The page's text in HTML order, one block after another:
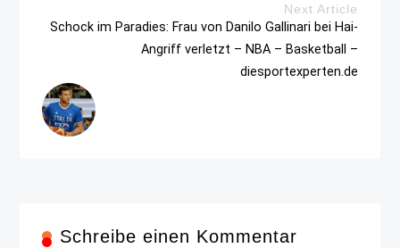
Next Article
Schock im Paradies: Frau von Danilo Gallinari bei Hai-
Angriff verletzt – NBA – Basketball –
diesportexperten.de
Schreibe einen Kommentar